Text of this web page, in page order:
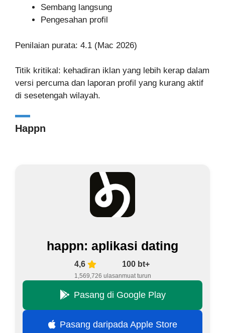
Sembang langsung
Pengesahan profil
Penilaian purata: 4.1 (Mac 2026)
Titik kritikal: kehadiran iklan yang lebih kerap dalam
versi percuma dan laporan profil yang kurang aktif
di sesetengah wilayah.
Happn
happn: aplikasi dating
4,6
1,569,726 ulasan
100 bt+
muat turun
Pasang di Google Play
Pasang daripada Apple Store